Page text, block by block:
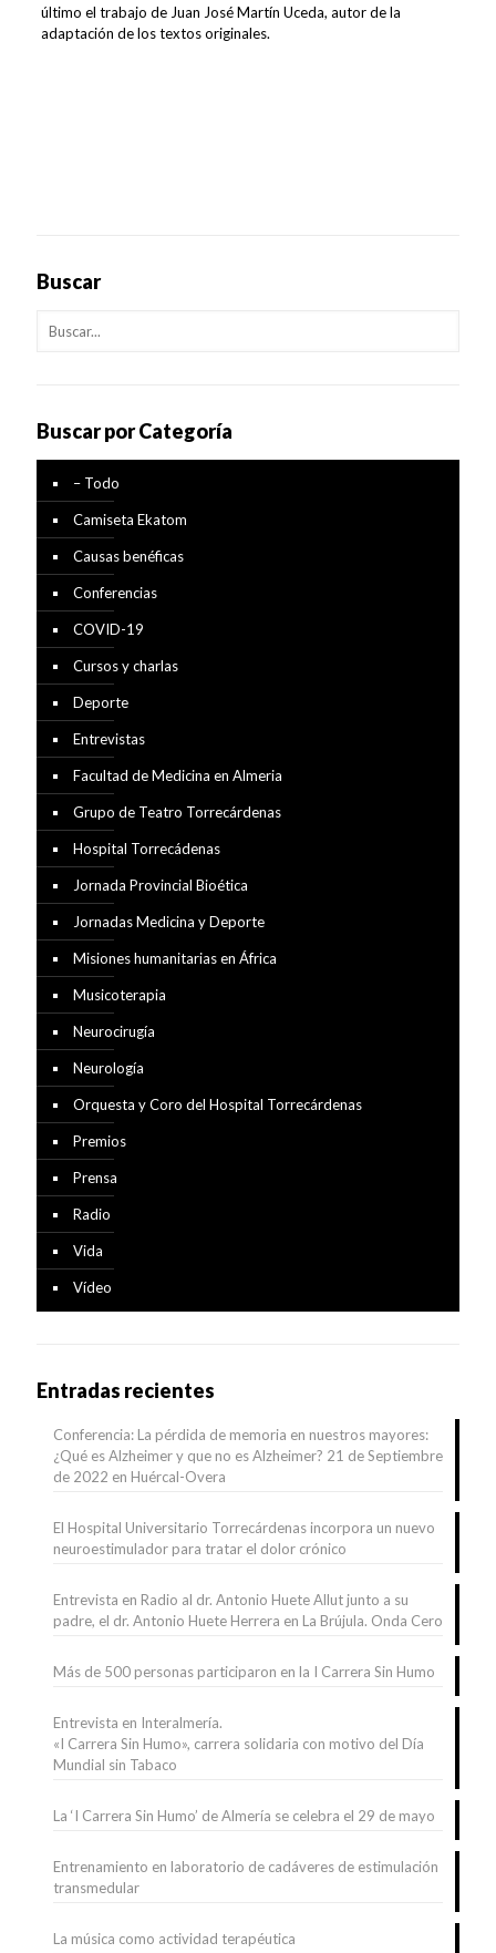
último el trabajo de Juan José Martín Uceda, autor de la
adaptación de los textos originales.
Buscar
Buscar por Categoría
– Todo
Camiseta Ekatom
Causas benéficas
Conferencias
COVID-19
Cursos y charlas
Deporte
Entrevistas
Facultad de Medicina en Almeria
Grupo de Teatro Torrecárdenas
Hospital Torrecádenas
Jornada Provincial Bioética
Jornadas Medicina y Deporte
Misiones humanitarias en África
Musicoterapia
Neurocirugía
Neurología
Orquesta y Coro del Hospital Torrecárdenas
Premios
Prensa
Radio
Vida
Vídeo
Entradas recientes
Conferencia: La pérdida de memoria en nuestros mayores:
¿Qué es Alzheimer y que no es Alzheimer? 21 de Septiembre
de 2022 en Huércal-Overa
El Hospital Universitario Torrecárdenas incorpora un nuevo
neuroestimulador para tratar el dolor crónico
Entrevista en Radio al dr. Antonio Huete Allut junto a su
padre, el dr. Antonio Huete Herrera en La Brújula. Onda Cero
Más de 500 personas participaron en la I Carrera Sin Humo
Entrevista en Interalmería.
«I Carrera Sin Humo», carrera solidaria con motivo del Día
Mundial sin Tabaco
La ‘I Carrera Sin Humo’ de Almería se celebra el 29 de mayo
Entrenamiento en laboratorio de cadáveres de estimulación
transmedular
La música como actividad terapéutica